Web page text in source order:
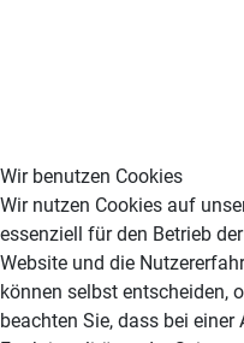
Wir benutzen Cookies
Wir nutzen Cookies auf
essenziell für den Betrieb
Website und die
können selbst entscheiden,
beachten Sie, dass bei